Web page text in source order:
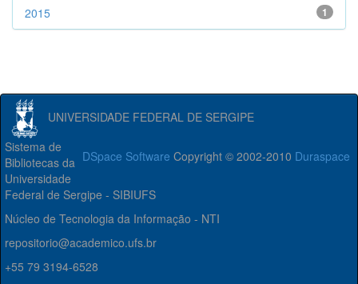
1
2015
UNIVERSIDADE FEDERAL DE SERGIPE
DSpace Software Copyright © 2002-2010 Duraspace
Sistema de
Bibliotecas da
Universidade
Federal de Sergipe - SIBIUFS
Núcleo de Tecnologia da Informação - NTI
repositorio@academico.ufs.br
+55 79 3194-6528